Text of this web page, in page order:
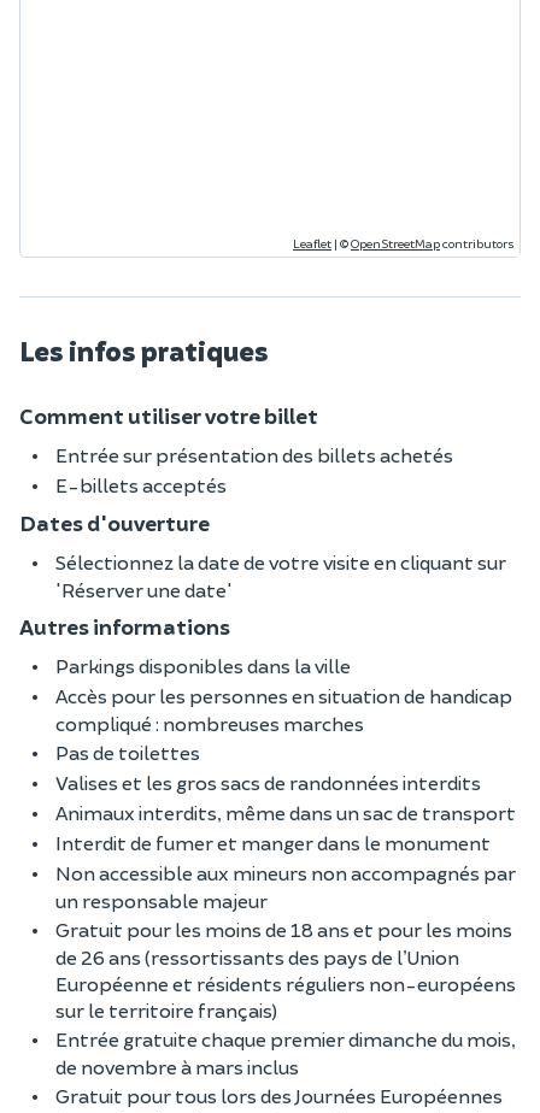
Leaflet | ©OpenStreetMapcontributors
Les infos pratiques
Comment utiliser votre billet
Entrée sur présentation des billets achetés
E-billets acceptés
Dates d'ouverture
Sélectionnez la date de votre visite en cliquant sur
'Réserver une date'
Autres informations
Parkings disponibles dans la ville
Accès pour les personnes en situation de handicap
compliqué : nombreuses marches
Pas de toilettes
Valises et les gros sacs de randonnées interdits
Animaux interdits, même dans un sac de transport
Interdit de fumer et manger dans le monument
Non accessible aux mineurs non accompagnés par
un responsable majeur
Gratuit pour les moins de 18 ans et pour les moins
de 26 ans (ressortissants des pays de l’Union
Européenne et résidents réguliers non-européens
sur le territoire français)
Entrée gratuite chaque premier dimanche du mois,
de novembre à mars inclus
Gratuit pour tous lors des Journées Européennes